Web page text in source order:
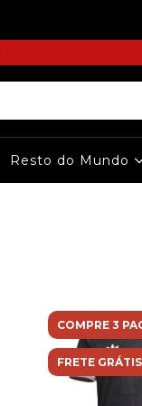
Resto do Mundo
COMPRE 3
FRETE GRÁTIS